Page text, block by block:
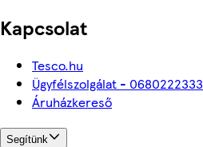
Kapcsolat
Tesco.hu
Ügyfélszolgálat - 0680222333
Áruházkereső
Segítünk